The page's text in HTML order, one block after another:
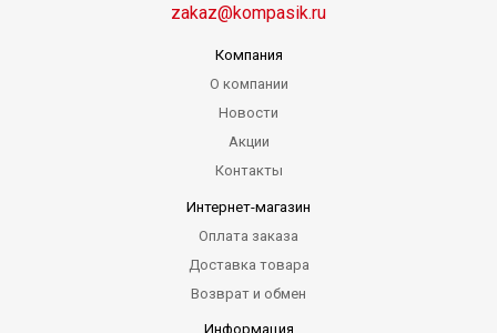
zakaz@kompasik.ru
Компания
О компании
Новости
Акции
Контакты
Интернет-магазин
Оплата заказа
Доставка товара
Возврат и обмен
Информация